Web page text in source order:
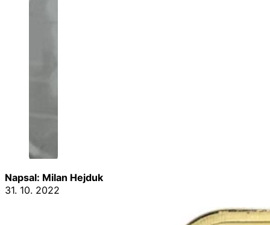
Napsal: Milan Hejduk
31. 10. 2022